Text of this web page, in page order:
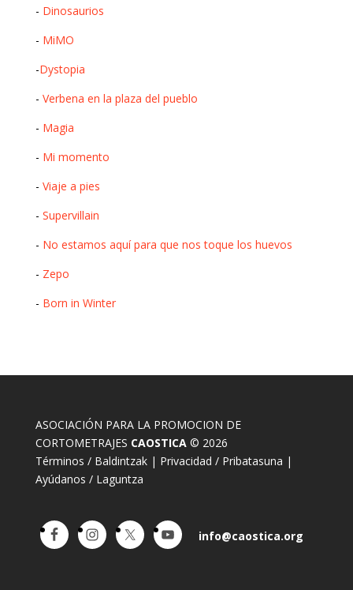
- Dinosaurios
- MiMO
-Dystopia
- Verbena en la plaza del pueblo
- Magia
- Mi momento
- Viaje a pies
- Supervillain
- No estamos aquí para que nos toque los huevos
- Zepo
- Born in Winter
ASOCIACIÓN PARA LA PROMOCION DE
CORTOMETRAJES CAOSTICA© 2026
Términos / Baldintzak| Privacidad / Pribatasuna |
Ayúdanos / Laguntza
info@caostica.org